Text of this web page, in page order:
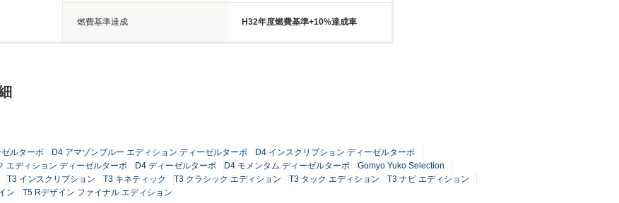
燃費基準達成 H32年度燃費基準+10%達成車
ルターボ D4 アマゾンブルー エディション ディーゼルターボ
D4 インスクリプション ディーゼルターボ
エディション ディーゼルターボ D4 ディーゼルターボ D4 モメンタム ディーゼルターボ
Gomyo Yuko Selection
T3 インスクリプション T3 キネティック T3 クラシック エディション T3 タック エディション
T3 ナビ エディション
ン T5 Rデザイン ファイナル エディション